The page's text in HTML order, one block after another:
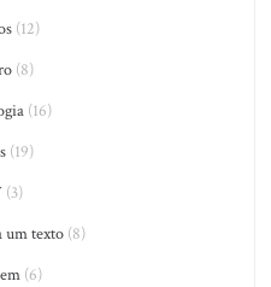
(12)
(8)
(16)
(19)
(3)
um texto (8)
(6)